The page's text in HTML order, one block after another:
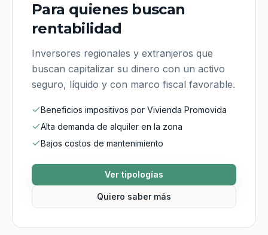
Para quienes buscan
rentabilidad
Inversores regionales y extranjeros que
buscan capitalizar su dinero con un activo
seguro, líquido y con marco fiscal favorable.
Beneficios impositivos por Vivienda Promovida
Alta demanda de alquiler en la zona
Bajos costos de mantenimiento
Ver tipologías
Quiero saber más